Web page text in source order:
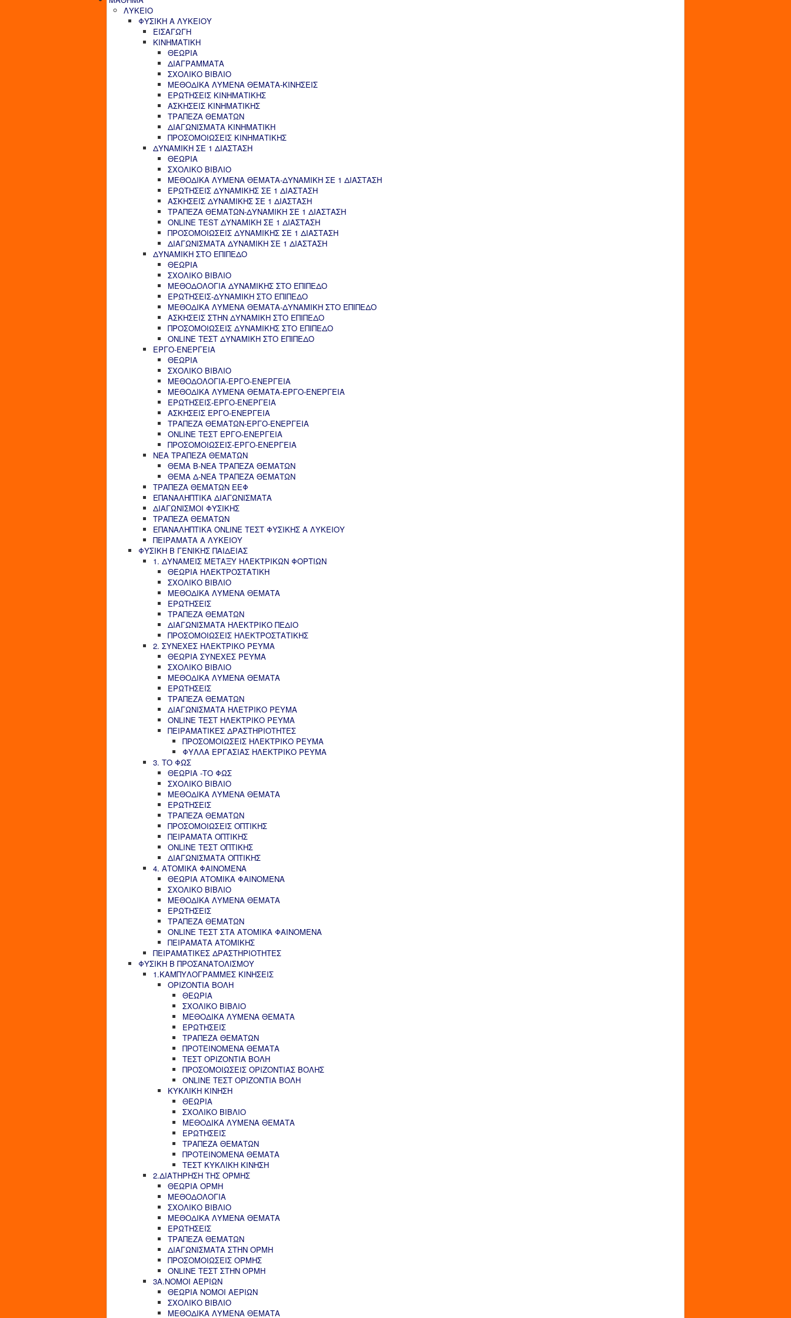
ΛΥΚΕΙΟ
ΦΥΣΙΚΗ Α ΛΥΚΕΙΟΥ
ΕΙΣΑΓΩΓΗ
ΚΙΝΗΜΑΤΙΚΗ
ΘΕΩΡΙΑ
ΔΙΑΓΡΑΜΜΑΤΑ
ΣΧΟΛΙΚΟ ΒΙΒΛΙΟ
ΜΕΘΟΔΙΚΑ ΛΥΜΕΝΑ ΘΕΜΑΤΑ-ΚΙΝΗΣΕΙΣ
ΕΡΩΤΗΣΕΙΣ ΚΙΝΗΜΑΤΙΚΗΣ
ΑΣΚΗΣΕΙΣ ΚΙΝΗΜΑΤΙΚΗΣ
ΤΡΑΠΕΖΑ ΘΕΜΑΤΩΝ
ΔΙΑΓΩΝΙΣΜΑΤΑ ΚΙΝΗΜΑΤΙΚΗ
ΠΡΟΣΟΜΟΙΩΣΕΙΣ ΚΙΝΗΜΑΤΙΚΗΣ
ΔΥΝΑΜΙΚΗ ΣΕ 1 ΔΙΑΣΤΑΣΗ
ΘΕΩΡΙΑ
ΣΧΟΛΙΚΟ ΒΙΒΛΙΟ
ΜΕΘΟΔΙΚΑ ΛΥΜΕΝΑ ΘΕΜΑΤΑ-ΔΥΝΑΜΙΚΗ ΣΕ 1 ΔΙΑΣΤΑΣΗ
ΕΡΩΤΗΣΕΙΣ ΔΥΝΑΜΙΚΗΣ ΣΕ 1 ΔΙΑΣΤΑΣΗ
ΑΣΚΗΣΕΙΣ ΔΥΝΑΜΙΚΗΣ ΣΕ 1 ΔΙΑΣΤΑΣΗ
ΤΡΑΠΕΖΑ ΘΕΜΑΤΩΝ-ΔΥΝΑΜΙΚΗ ΣΕ 1 ΔΙΑΣΤΑΣΗ
ONLINE TEST ΔΥΝΑΜΙΚΗ ΣΕ 1 ΔΙΑΣΤΑΣΗ
ΠΡΟΣΟΜΟΙΩΣΕΙΣ ΔΥΝΑΜΙΚΗΣ ΣΕ 1 ΔΙΑΣΤΑΣΗ
ΔΙΑΓΩΝΙΣΜΑΤΑ ΔΥΝΑΜΙΚΗ ΣΕ 1 ΔΙΑΣΤΑΣΗ
ΔΥΝΑΜΙΚΗ ΣΤΟ ΕΠΙΠΕΔΟ
ΘΕΩΡΙΑ
ΣΧΟΛΙΚΟ ΒΙΒΛΙΟ
ΜΕΘΟΔΟΛΟΓΙΑ ΔΥΝΑΜΙΚΗΣ ΣΤΟ ΕΠΙΠΕΔΟ
ΕΡΩΤΗΣΕΙΣ-ΔΥΝΑΜΙΚΗ ΣΤΟ ΕΠΙΠΕΔΟ
ΜΕΘΟΔΙΚΑ ΛΥΜΕΝΑ ΘΕΜΑΤΑ-ΔΥΝΑΜΙΚΗ ΣΤΟ ΕΠΙΠΕΔΟ
ΑΣΚΗΣΕΙΣ ΣΤΗΝ ΔΥΝΑΜΙΚΗ ΣΤΟ ΕΠΙΠΕΔΟ
ΠΡΟΣΟΜΟΙΩΣΕΙΣ ΔΥΝΑΜΙΚΗΣ ΣΤΟ ΕΠΙΠΕΔΟ
ONLINE ΤΕΣΤ ΔΥΝΑΜΙΚΗ ΣΤΟ ΕΠΙΠΕΔΟ
ΕΡΓΟ-ΕΝΕΡΓΕΙΑ
ΘΕΩΡΙΑ
ΣΧΟΛΙΚΟ ΒΙΒΛΙΟ
ΜΕΘΟΔΟΛΟΓΙΑ-ΕΡΓΟ-ΕΝΕΡΓΕΙΑ
ΜΕΘΟΔΙΚΑ ΛΥΜΕΝΑ ΘΕΜΑΤΑ-ΕΡΓΟ-ΕΝΕΡΓΕΙΑ
ΕΡΩΤΗΣΕΙΣ-ΕΡΓΟ-ΕΝΕΡΓΕΙΑ
ΑΣΚΗΣΕΙΣ ΕΡΓΟ-ΕΝΕΡΓΕΙΑ
ΤΡΑΠΕΖΑ ΘΕΜΑΤΩΝ-ΕΡΓΟ-ΕΝΕΡΓΕΙΑ
ONLINE ΤΕΣΤ ΕΡΓΟ-ΕΝΕΡΓΕΙΑ
ΠΡΟΣΟΜΟΙΩΣΕΙΣ-ΕΡΓΟ-ΕΝΕΡΓΕΙΑ
ΝΕΑ ΤΡΑΠΕΖΑ ΘΕΜΑΤΩΝ
ΘΕΜΑ Β-ΝΕΑ ΤΡΑΠΕΖΑ ΘΕΜΑΤΩΝ
ΘΕΜΑ Δ-ΝΕΑ ΤΡΑΠΕΖΑ ΘΕΜΑΤΩΝ
ΤΡΑΠΕΖΑ ΘΕΜΑΤΩΝ ΕΕΦ
ΕΠΑΝΑΛΗΠΤΙΚΑ ΔΙΑΓΩΝΙΣΜΑΤΑ
ΔΙΑΓΩΝΙΣΜΟΙ ΦΥΣΙΚΗΣ
ΤΡΑΠΕΖΑ ΘΕΜΑΤΩΝ
ΕΠΑΝΑΛΗΠΤΙΚΑ ONLINE ΤΕΣΤ ΦΥΣΙΚΗΣ Α ΛΥΚΕΙΟΥ
ΠΕΙΡΑΜΑΤΑ Α ΛΥΚΕΙΟΥ
ΦΥΣΙΚΗ Β ΓΕΝΙΚΗΣ ΠΑΙΔΕΙΑΣ
1. ΔΥΝΑΜΕΙΣ ΜΕΤΑΞΥ ΗΛΕΚΤΡΙΚΩΝ ΦΟΡΤΙΩΝ
ΘΕΩΡΙΑ ΗΛΕΚΤΡΟΣΤΑΤΙΚΗ
ΣΧΟΛΙΚΟ ΒΙΒΛΙΟ
ΜΕΘΟΔΙΚΑ ΛΥΜΕΝΑ ΘΕΜΑΤΑ
ΕΡΩΤΗΣΕΙΣ
ΤΡΑΠΕΖΑ ΘΕΜΑΤΩΝ
ΔΙΑΓΩΝΙΣΜΑΤΑ ΗΛΕΚΤΡΙΚΟ ΠΕΔΙΟ
ΠΡΟΣΟΜΟΙΩΣΕΙΣ ΗΛΕΚΤΡΟΣΤΑΤΙΚΗΣ
2. ΣΥΝΕΧΕΣ ΗΛΕΚΤΡΙΚΟ ΡΕΥΜΑ
ΘΕΩΡΙΑ ΣΥΝΕΧΕΣ ΡΕΥΜΑ
ΣΧΟΛΙΚΟ ΒΙΒΛΙΟ
ΜΕΘΟΔΙΚΑ ΛΥΜΕΝΑ ΘΕΜΑΤΑ
ΕΡΩΤΗΣΕΙΣ
ΤΡΑΠΕΖΑ ΘΕΜΑΤΩΝ
ΔΙΑΓΩΝΙΣΜΑΤΑ ΗΛΕΤΡΙΚΟ ΡΕΥΜΑ
ONLINE ΤΕΣΤ ΗΛΕΚΤΡΙΚΟ ΡΕΥΜΑ
ΠΕΙΡΑΜΑΤΙΚΕΣ ΔΡΑΣΤΗΡΙΟΤΗΤΕΣ
ΠΡΟΣΟΜΟΙΩΣΕΙΣ ΗΛΕΚΤΡΙΚΟ ΡΕΥΜΑ
ΦΥΛΛΑ ΕΡΓΑΣΙΑΣ ΗΛΕΚΤΡΙΚΟ ΡΕΥΜΑ
3. ΤΟ ΦΩΣ
ΘΕΩΡΙΑ -ΤΟ ΦΩΣ
ΣΧΟΛΙΚΟ ΒΙΒΛΙΟ
ΜΕΘΟΔΙΚΑ ΛΥΜΕΝΑ ΘΕΜΑΤΑ
ΕΡΩΤΗΣΕΙΣ
ΤΡΑΠΕΖΑ ΘΕΜΑΤΩΝ
ΠΡΟΣΟΜΟΙΩΣΕΙΣ ΟΠΤΙΚΗΣ
ΠΕΙΡΑΜΑΤΑ ΟΠΤΙΚΗΣ
ONLINE ΤΕΣΤ ΟΠΤΙΚΗΣ
ΔΙΑΓΩΝΙΣΜΑΤΑ ΟΠΤΙΚΗΣ
4. ΑΤΟΜΙΚΑ ΦΑΙΝΟΜΕΝΑ
ΘΕΩΡΙΑ ΑΤΟΜΙΚΑ ΦΑΙΝΟΜΕΝΑ
ΣΧΟΛΙΚΟ ΒΙΒΛΙΟ
ΜΕΘΟΔΙΚΑ ΛΥΜΕΝΑ ΘΕΜΑΤΑ
ΕΡΩΤΗΣΕΙΣ
ΤΡΑΠΕΖΑ ΘΕΜΑΤΩΝ
ONLINE ΤΕΣΤ ΣΤΑ ΑΤΟΜΙΚΑ ΦΑΙΝΟΜΕΝΑ
ΠΕΙΡΑΜΑΤΑ ΑΤΟΜΙΚΗΣ
ΠΕΙΡΑΜΑΤΙΚΕΣ ΔΡΑΣΤΗΡΙΟΤΗΤΕΣ
ΦΥΣΙΚΗ Β ΠΡΟΣΑΝΑΤΟΛΙΣΜΟΥ
1.ΚΑΜΠΥΛΟΓΡΑΜΜΕΣ ΚΙΝΗΣΕΙΣ
ΟΡΙΖΟΝΤΙΑ ΒΟΛΗ
ΘΕΩΡΙΑ
ΣΧΟΛΙΚΟ ΒΙΒΛΙΟ
ΜΕΘΟΔΙΚΑ ΛΥΜΕΝΑ ΘΕΜΑΤΑ
ΕΡΩΤΗΣΕΙΣ
ΤΡΑΠΕΖΑ ΘΕΜΑΤΩΝ
ΠΡΟΤΕΙΝΟΜΕΝΑ ΘΕΜΑΤΑ
ΤΕΣΤ ΟΡΙΖΟΝΤΙΑ ΒΟΛΗ
ΠΡΟΣΟΜΟΙΩΣΕΙΣ ΟΡΙΖΟΝΤΙΑΣ ΒΟΛΗΣ
ONLINE ΤΕΣΤ ΟΡΙΖΟΝΤΙΑ ΒΟΛΗ
ΚΥΚΛΙΚΗ ΚΙΝΗΣΗ
ΘΕΩΡΙΑ
ΣΧΟΛΙΚΟ ΒΙΒΛΙΟ
ΜΕΘΟΔΙΚΑ ΛΥΜΕΝΑ ΘΕΜΑΤΑ
ΕΡΩΤΗΣΕΙΣ
ΤΡΑΠΕΖΑ ΘΕΜΑΤΩΝ
ΠΡΟΤΕΙΝΟΜΕΝΑ ΘΕΜΑΤΑ
ΤΕΣΤ ΚΥΚΛΙΚΗ ΚΙΝΗΣΗ
2.ΔΙΑΤΗΡΗΣΗ ΤΗΣ ΟΡΜΗΣ
ΘΕΩΡΙΑ ΟΡΜΗ
ΜΕΘΟΔΟΛΟΓΙΑ
ΣΧΟΛΙΚΟ ΒΙΒΛΙΟ
ΜΕΘΟΔΙΚΑ ΛΥΜΕΝΑ ΘΕΜΑΤΑ
ΕΡΩΤΗΣΕΙΣ
ΤΡΑΠΕΖΑ ΘΕΜΑΤΩΝ
ΔΙΑΓΩΝΙΣΜΑΤΑ ΣΤΗΝ ΟΡΜΗ
ΠΡΟΣΟΜΟΙΩΣΕΙΣ ΟΡΜΗΣ
ONLINE ΤΕΣΤ ΣΤΗΝ ΟΡΜΗ
3Α.ΝΟΜΟΙ ΑΕΡΙΩΝ
ΘΕΩΡΙΑ ΝΟΜΟΙ ΑΕΡΙΩΝ
ΣΧΟΛΙΚΟ ΒΙΒΛΙΟ
ΜΕΘΟΔΙΚΑ ΛΥΜΕΝΑ ΘΕΜΑΤΑ